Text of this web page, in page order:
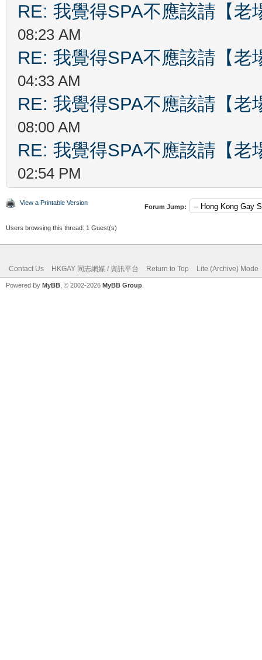
RE: 我覺得SPA不應該請【老
08:23 AM
RE: 我覺得SPA不應該請【老
04:33 AM
RE: 我覺得SPA不應該請【老
08:00 AM
RE: 我覺得SPA不應該請【老
02:54 PM
View a Printable Version
Forum Jump:
Users browsing this thread: 1 Guest(s)
Contact Us HKGAY 同志網媒 / 資訊平台 Return to Top Lite (Archive) Mode
Powered By MyBB , © 2002-2026 MyBB Group